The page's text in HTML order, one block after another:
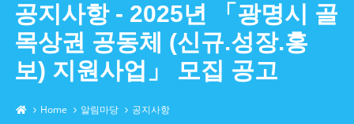
공지사항 - 2025년 「광명시 골
목상권 공동체 (신규.성장.홍
보) 지원사업」 모집 공고
Home 알림마당 공지사항